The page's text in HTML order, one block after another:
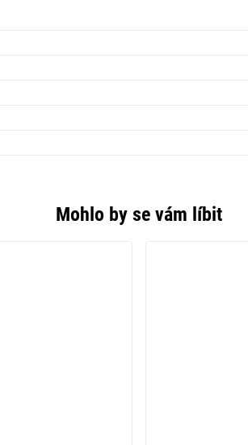
Mohlo by se vám líbit